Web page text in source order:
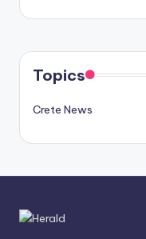
Topics
Crete News